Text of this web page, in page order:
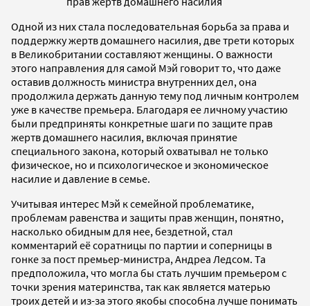
Одной из них стала последовательная борьба за права и
поддержку жертв домашнего насилия, две трети которых
в Великобритании составляют женщины. О важности
этого направления для самой Мэй говорит то, что даже
оставив должность министра внутренних дел, она
продолжила держать данную тему под личным контролем
уже в качестве премьера. Благодаря ее личному участию
были предприняты конкретные шаги по защите прав
жертв домашнего насилия, включая принятие
специального закона, который охватывал не только
физическое, но и психологическое и экономическое
насилие и давление в семье.
Учитывая интерес Мэй к семейной проблематике,
проблемам равенства и защиты прав женщин, понятно,
насколько обидным для нее, бездетной, стал
комментарий её соратницы по партии и соперницы в
гонке за пост премьер-министра, Андреа Ледсом. Та
предположила, что могла бы стать лучшим премьером с
точки зрения материнства, так как является матерью
троих детей и из-за этого якобы способна лучше понимать